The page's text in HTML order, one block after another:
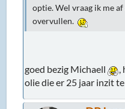
optie. Wel vraag ik me
overvullen.
goed bezig Michaell
,
olie die er 25 jaar inzit